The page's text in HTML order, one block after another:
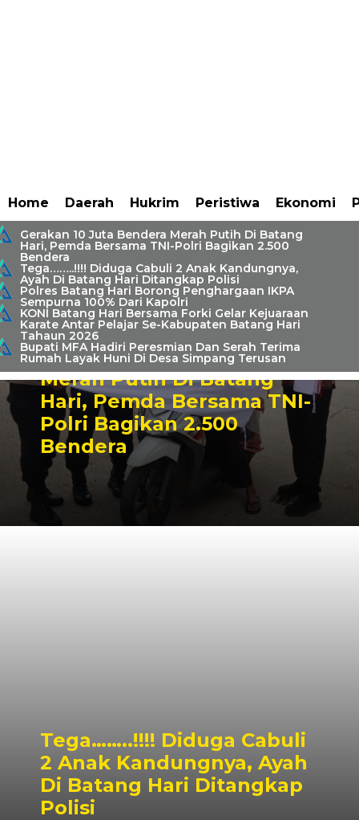
Home Daerah Hukrim Peristiwa Ekonomi
Gerakan 10 Juta Bendera Merah Putih Di Batang
Hari, Pemda Bersama TNI-Polri Bagikan 2.500
Bendera
Tega……..!!!! Diduga Cabuli 2 Anak Kandungnya,
Ayah Di Batang Hari Ditangkap Polisi
Polres Batang Hari Borong Penghargaan IKPA
Sempurna 100% Dari Kapolri
KONI Batang Hari Bersama Forki Gelar Kejuaraan
Karate Antar Pelajar Se-Kabupaten Batang Hari
Tahaun 2026
Bupati MFA Hadiri Peresmian Dan Serah Terima
Rumah Layak Huni Di Desa Simpang Terusan
Gerakan 10 Juta Bendera
Merah Putih Di Batang
Hari, Pemda Bersama TNI-
Polri Bagikan 2.500
Bendera
Tega……..!!!! Diduga Cabuli
2 Anak Kandungnya, Ayah
Di Batang Hari Ditangkap
Polisi